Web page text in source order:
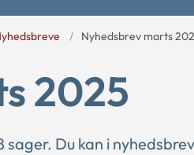
Nyhedsbrev marts
2025
Du kan i